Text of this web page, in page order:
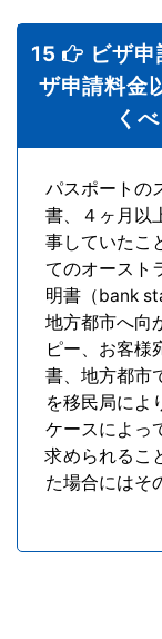
15
ビザ
ザ申請料金
く
パスポートの
書、４ヶ月以
事していたこ
てのオースト
明書（bank
地方都市へ向
ピー、お客様
書、地方都市
を移民局によ
ケースによっ
求められるこ
た場合にはそ